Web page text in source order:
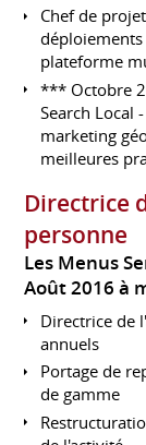
Chef de
déploiements
plateforme
*** Octobre
Search Local
marketing
meilleures
Directrice
personne
Les Menus
Août 2016 à
Directrice de
annuels
Portage de
de gamme